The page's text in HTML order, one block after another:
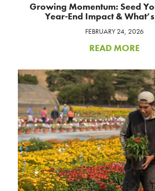
Growing Momentum: Seed
Year-End Impact &
FEBRUARY 24, 2026
READ MORE